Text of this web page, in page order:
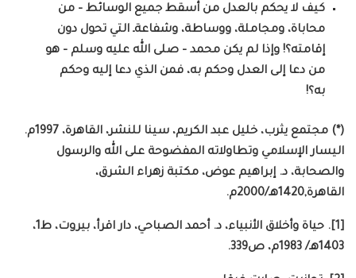
كيف لا يحكم بالعدل من أسقط جميع الوسائط – من
محاباة، ومجاملة، ووساطة، وشفاعةـ التي تحول دون
إقامته؟! وإذا لم يكن محمد – صلى الله عليه وسلم – هو
من دعا إلى العدل وحكم به، فمن الذي دعا إليه وحكم
به؟!
(*) مجتمع يثرب، خليل عبد الكريم، سينا للنشر، القاهرة، 1997م.
اليسار الإسلامي وتطاولاته المفضوحة على الله والرسول
والصحابة، د. إبراهيم عوض، مكتبة زهراء الشرق،
القاهرة,1420هـ/2000م.
[1]. حياة وأخلاق الأنبياء، د. أحمد الصباحي، دار اقرأ، بيروت، ط1،
1403هـ/ 1983م، ص339.